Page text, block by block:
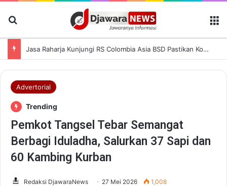
Jasa Raharja Kunjungi RS Colombia Asia BSD Pastikan Korban Kecelakaan Dapat Pelayanan Terbaik
Advertorial
Trending
Pemkot Tangsel Tebar Semangat
Berbagi Iduladha, Salurkan 37 Sapi dan
60 Kambing Kurban
Redaksi DjawaraNews 27 Mei 2026 1,008